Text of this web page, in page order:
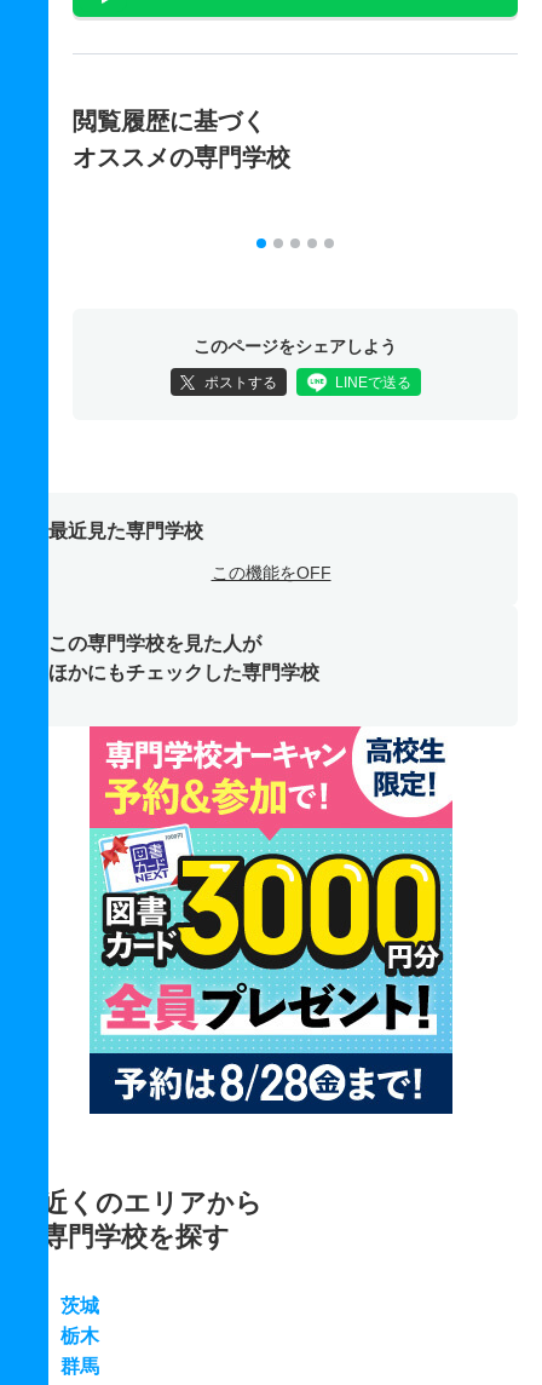
閲覧履歴に基づく
オススメの専門学校
このページをシェアしよう
ポストする LINEで送る
最近見た専門学校
この機能をOFF
この専門学校を見た人が
ほかにもチェックした専門学校
近くのエリアから
専門学校を探す
茨城
栃木
群馬